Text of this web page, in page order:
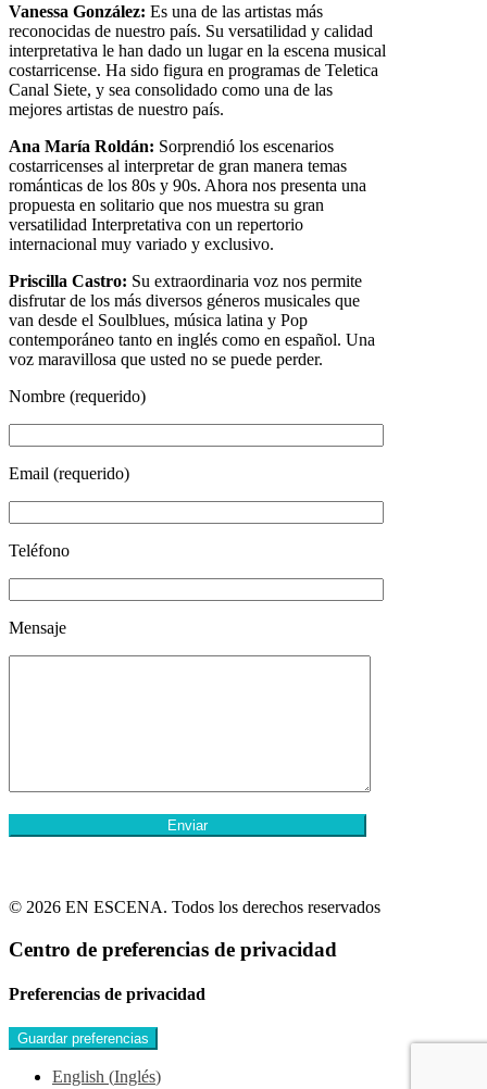
Vanessa González: Es una de las artistas más
reconocidas de nuestro país. Su versatilidad y calidad
interpretativa le han dado un lugar en la escena musical
costarricense. Ha sido figura en programas de Teletica
Canal Siete, y sea consolidado como una de las
mejores artistas de nuestro país.
Ana María Roldán: Sorprendió los escenarios
costarricenses al interpretar de gran manera temas
románticas de los 80s y 90s. Ahora nos presenta una
propuesta en solitario que nos muestra su gran
versatilidad Interpretativa con un repertorio
internacional muy variado y exclusivo.
Priscilla Castro: Su extraordinaria voz nos permite
disfrutar de los más diversos géneros musicales que
van desde el Soulblues, música latina y Pop
contemporáneo tanto en inglés como en español. Una
voz maravillosa que usted no se puede perder.
Nombre (requerido)
Email (requerido)
Teléfono
Mensaje
© 2026 EN ESCENA. Todos los derechos reservados
Centro de preferencias de privacidad
Preferencias de privacidad
English (Inglés)